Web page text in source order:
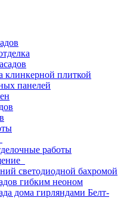
клинкерной плиткой
панелей
работы
светодиодной бахромой
гибким неоном
дома гирляндами Белт-